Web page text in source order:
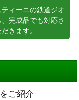
ィーニの鉄道ジオ
完成品でも対応さ
きます。
ご紹介